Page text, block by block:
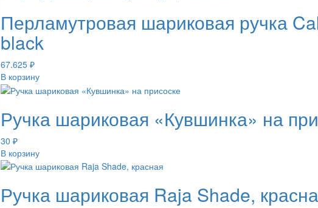
Перламутровая шариковая ручка
black
67.625 ₽
В корзину
Ручка шариковая «Кувшинка» на
30 ₽
В корзину
Ручка шариковая Raja Shade,